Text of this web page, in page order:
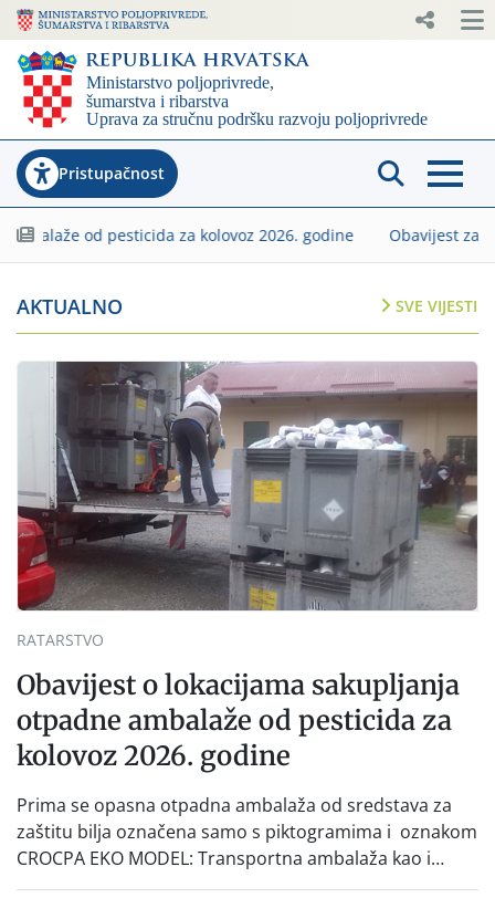
Pristupačnost
od pesticida za kolovoz 2026. godine Obavijest za mlade
Savjetodavna | SVE VIJESTI
AKTUALNO
RATARSTVO
Obavijest o lokacijama sakupljanja
otpadne ambalaže od pesticida za
kolovoz 2026. godine
Prima se opasna otpadna ambalaža od sredstava za
zaštitu bilja označena samo s piktogramima i oznakom
CROCPA EKO MODEL: Transportna ambalaža kao i
ambalaža drugih proizvoda koji nisu sredstva za zaštitu